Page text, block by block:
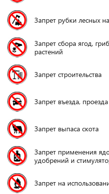
Запрет рубки лесных
Запрет сбора ягод,
растений
Запрет строительства
Запрет въезда,
Запрет выпаса скота
Запрет применения
удобрений и
Запрет на